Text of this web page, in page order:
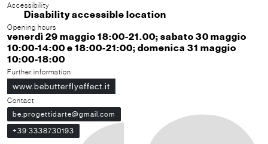
Accessibility
Disability accessible location
Opening hours
venerdì 29 maggio 18:00-21.00; sabato 30 maggio
10:00-14:00 e 18:00-21:00; domenica 31 maggio
10:00-18:00
Further information
www.bebutterflyeffect.it
Contact
be.progettidarte@gmail.com
+39 3338730193